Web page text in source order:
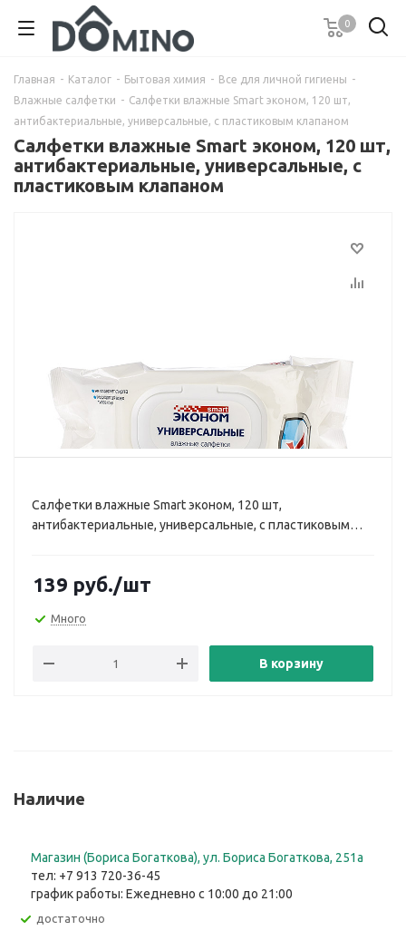
0
Главная - Каталог - Бытовая химия - Все для личной гигиены -
Влажные салфетки - Салфетки влажные Smart эконом, 120 шт,
антибактериальные, универсальные, с пластиковым клапаном
Салфетки влажные Smart эконом, 120 шт,
антибактериальные, универсальные, с
пластиковым клапаном
Салфетки влажные Smart эконом, 120 шт,
антибактериальные, универсальные, с пластиковым
139 руб./шт
Много
В корзину
Наличие
Магазин (Бориса Богаткова), ул. Бориса Богаткова, 251а
тел: +7 913 720-36-45
график работы: Ежедневно с 10:00 до 21:00
Достаточно